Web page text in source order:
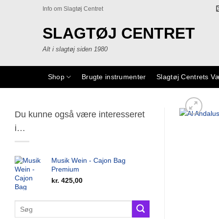
Info om Slagtøj Centret
SLAGTØJ CENTRET
Alt i slagtøj siden 1980
Shop Brugte instrumenter Slagtøj Centrets
Du kunne også være interesseret
i…
Musik Wein - Cajon Bag
Premium
kr. 425,00